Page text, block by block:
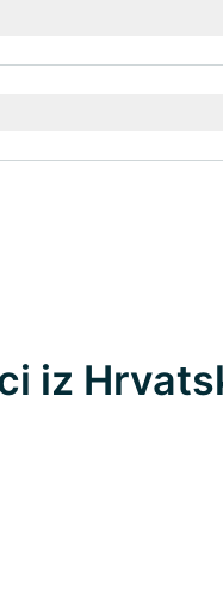
iz